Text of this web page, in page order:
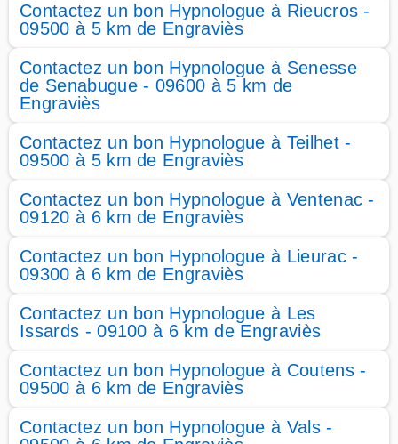
Contactez un bon Hypnologue à Rieucros -
09500 à 5 km de Engraviès
Contactez un bon Hypnologue à Senesse
de Senabugue - 09600 à 5 km de
Engraviès
Contactez un bon Hypnologue à Teilhet -
09500 à 5 km de Engraviès
Contactez un bon Hypnologue à Ventenac -
09120 à 6 km de Engraviès
Contactez un bon Hypnologue à Lieurac -
09300 à 6 km de Engraviès
Contactez un bon Hypnologue à Les
Issards - 09100 à 6 km de Engraviès
Contactez un bon Hypnologue à Coutens -
09500 à 6 km de Engraviès
Contactez un bon Hypnologue à Vals -